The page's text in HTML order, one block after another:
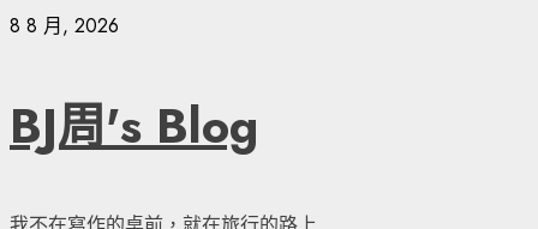
Skip
8 8 月, 2026
BJ周's Blog